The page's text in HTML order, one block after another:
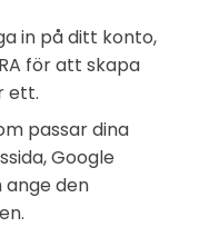
in på ditt konto,
för att skapa
ett.
passar dina
Google
ange den